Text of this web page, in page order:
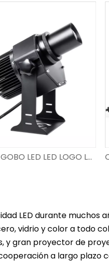
Colifine 50W GOBO LED LED LOGO LOGO DE LA LUGAR LA LUGAR EN LA TIENDA Y EVENTOS DS-FS-50
LED durante muchos
vidrio y color a todo
gran proyector de
a largo